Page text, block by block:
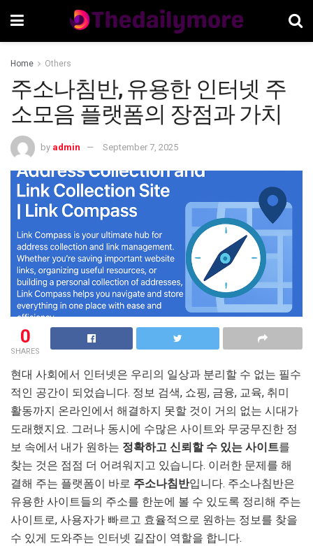
Home Others
주소나침반, 유용한 인터넷 주
소모음 플랫폼의 장점과 가치
by admin September 7, 2025
0
SHARES
현대 사회에서 인터넷은 우리의 일상과 분리할 수 없는 필수
적인 공간이 되었습니다. 정보 검색, 쇼핑, 금융, 교육, 취미
활동까지 온라인에서 해결하지 못할 것이 거의 없는 시대가
도래했지요. 그러나 동시에 수많은 사이트와 무궁무진한 정
보 속에서 내가 원하는 정확하고 신뢰할 수 있는 사이트를
찾는 것은 점점 더 어려워지고 있습니다. 이러한 문제를 해
결해 주는 플랫폼이 바로 주소나침반입니다. 주소나침반은
유용한 사이트들의 주소를 한눈에 볼 수 있도록 정리해 주는
사이트로, 사용자가 빠르고 효율적으로 원하는 정보를 찾을
수 있게 도와주는 인터넷 길잡이 역할을 합니다.